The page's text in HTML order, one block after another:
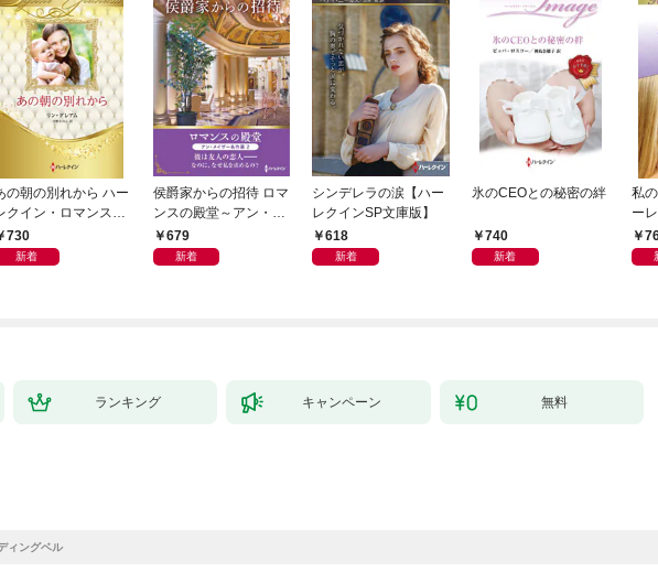
の朝の別れから ハー
クイン・ロマンス・
レミアム～リン・グ
アム・ベスト・セレ
730
新着
侯爵家からの招待 ロマ
ンスの殿堂～アン・メ
イザー名作選 2～【ハ
ーレクインSP文庫版】
679
新着
シンデレラの涙【ハー
レクインSP文庫版】
618
新着
氷のCEOとの秘密の絆
740
新着
私
ー
～
ー
ランキング キャンペーン 無料
ィングベル